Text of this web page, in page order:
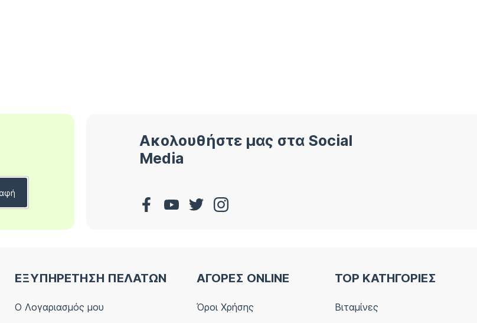
Ακολουθήστε μας στα Social
Media
ΕΞΥΠΗΡΕΤΗΣΗ ΠΕΛΑΤΩΝ
Ο Λογαριασμός μου
ΑΓΟΡΕΣ ONLINE
Όροι Χρήσης
TOP ΚΑΤΗΓΟΡΙΕΣ
Βιταμίνες